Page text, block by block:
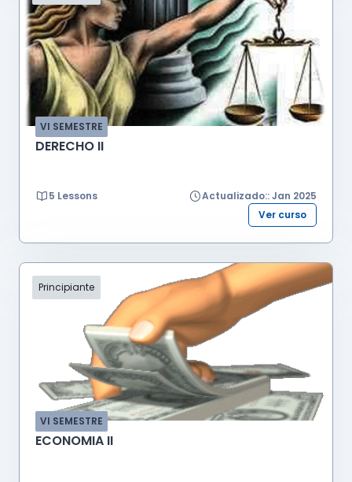
VI SEMESTRE
DERECHO II
5 Lessons
Actualizado:: Jan 2025
Ver curso
Principiante
VI SEMESTRE
ECONOMIA II